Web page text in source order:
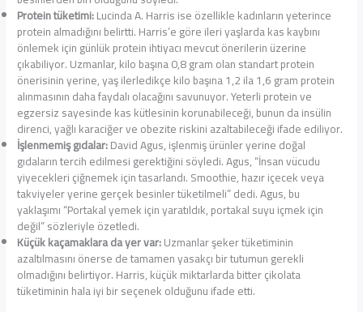
Protein tüketimi:Lucinda A. Harris ise özellikle kadınların yeterince
protein almadığını belirtti. Harris’e göre ileri yaşlarda kas kaybını
önlemek için günlük protein ihtiyacı mevcut önerilerin üzerine
çıkabiliyor. Uzmanlar, kilo başına 0,8 gram olan standart protein
önerisinin yerine, yaş ilerledikçe kilo başına 1,2 ila 1,6 gram protein
alınmasının daha faydalı olacağını savunuyor. Yeterli protein ve
egzersiz sayesinde kas kütlesinin korunabileceği, bunun da insülin
direnci, yağlı karaciğer ve obezite riskini azaltabileceği ifade ediliyor.
İşlenmemiş gıdalar:David Agus, işlenmiş ürünler yerine doğal
gıdaların tercih edilmesi gerektiğini söyledi. Agus, “İnsan vücudu
yiyecekleri çiğnemek için tasarlandı. Smoothie, hazır içecek veya
takviyeler yerine gerçek besinler tüketilmeli” dedi. Agus, bu
yaklaşımı “Portakal yemek için yaratıldık, portakal suyu içmek için
değil” sözleriyle özetledi.
Küçük kaçamaklara da yer var:Uzmanlar şeker tüketiminin
azaltılmasını önerse de tamamen yasakçı bir tutumun gerekli
olmadığını belirtiyor. Harris, küçük miktarlarda bitter çikolata
tüketiminin hala iyi bir seçenek olduğunu ifade etti.